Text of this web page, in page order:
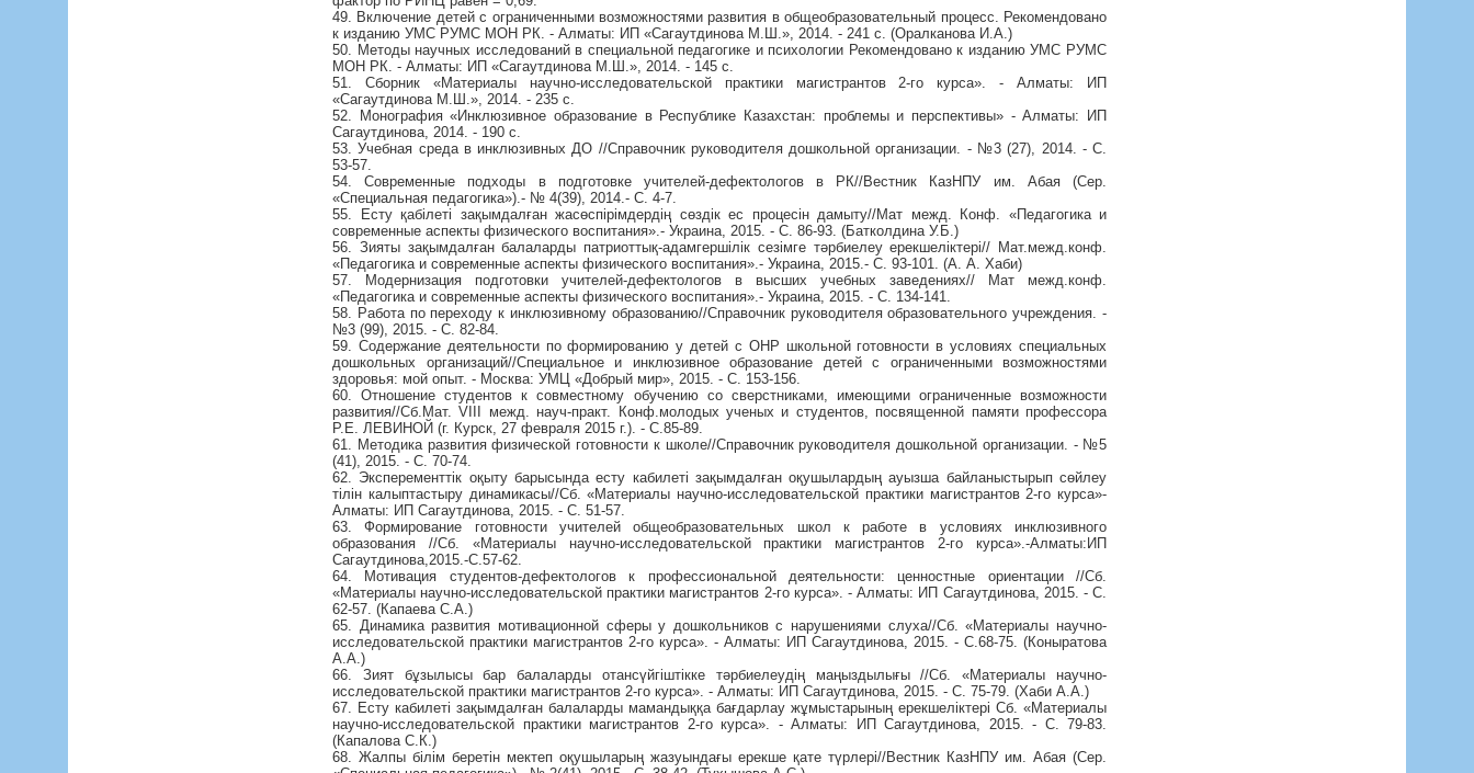
49. Включение детей с ограниченными возможностями развития в общеобразовательный процесс. Рекомендовано
к изданию УМС РУМС МОН РК. - Алматы: ИП «Сагаутдинова М.Ш.», 2014. - 241 с. (Оралканова И.А.)
50. Методы научных исследований в специальной педагогике и психологии Рекомендовано к изданию УМС РУМС
МОН РК. - Алматы: ИП «Сагаутдинова М.Ш.», 2014. - 145 с.
51. Сборник «Материалы научно-исследовательской практики магистрантов 2-го курса». - Алматы: ИП
«Сагаутдинова М.Ш.», 2014. - 235 с.
52. Монография «Инклюзивное образование в Республике Казахстан: проблемы и перспективы» - Алматы: ИП
Сагаутдинова, 2014. - 190 с.
53. Учебная среда в инклюзивных ДО //Справочник руководителя дошкольной организации. - №3 (27), 2014. - С.
53-57.
54. Современные подходы в подготовке учителей-дефектологов в РК//Вестник КазНПУ им. Абая (Сер.
«Специальная педагогика»).- № 4(39), 2014.- С. 4-7.
55. Есту қабілеті зақымдалған жасөспірімдердің сөздік ес процесін дамыту//Мат межд. Конф. «Педагогика и
современные аспекты физического воспитания».- Украина, 2015. - C. 86-93. (Батколдина У.Б.)
56. Зияты зақымдалған балаларды патриоттық-адамгершілік сезімге тәрбиелеу ерекшеліктері// Мат.межд.конф.
«Педагогика и современные аспекты физического воспитания».- Украина, 2015.- C. 93-101. (А. А. Хаби)
57. Модернизация подготовки учителей-дефектологов в высших учебных заведениях// Мат межд.конф.
«Педагогика и современные аспекты физического воспитания».- Украина, 2015. - С. 134-141.
58. Работа по переходу к инклюзивному образованию//Справочник руководителя образовательного учреждения. -
№3 (99), 2015. - С. 82-84.
59. Содержание деятельности по формированию у детей с ОНР школьной готовности в условиях специальных
дошкольных организаций//Специальное и инклюзивное образование детей с ограниченными возможностями
здоровья: мой опыт. - Москва: УМЦ «Добрый мир», 2015. - С. 153-156.
60. Отношение студентов к совместному обучению со сверстниками, имеющими ограниченные возможности
развития//Сб.Мат. VIII межд. науч-практ. Конф.молодых ученых и студентов, посвященной памяти профессора
Р.Е. ЛЕВИНОЙ (г. Курск, 27 февраля 2015 г.). - С.85-89.
61. Методика развития физической готовности к школе//Справочник руководителя дошкольной организации. - №5
(41), 2015. - С. 70-74.
62. Эксперементтік оқыту барысында есту кабилеті зақымдалған оқушылардың ауызша байланыстырып сөйлеу
тілін калыптастыру динамикасы//Сб. «Материалы научно-исследовательской практики магистрантов 2-го курса»-
Алматы: ИП Сагаутдинова, 2015. - С. 51-57.
63. Формирование готовности учителей общеобразовательных школ к работе в условиях инклюзивного
образования //Сб. «Материалы научно-исследовательской практики магистрантов 2-го курса».-Алматы:ИП
Сагаутдинова,2015.-С.57-62.
64. Мотивация студентов-дефектологов к профессиональной деятельности: ценностные ориентации //Сб.
«Материалы научно-исследовательской практики магистрантов 2-го курса». - Алматы: ИП Сагаутдинова, 2015. - С.
62-57. (Капаева С.А.)
65. Динамика развития мотивационной сферы у дошкольников с нарушениями слуха//Сб. «Материалы научно-
исследовательской практики магистрантов 2-го курса». - Алматы: ИП Сагаутдинова, 2015. - С.68-75. (Коныратова
А.А.)
66. Зият бұзылысы бар балаларды отансүйгіштікке тәрбиелеудің маңыздылығы //Сб. «Материалы научно-
исследовательской практики магистрантов 2-го курса». - Алматы: ИП Сагаутдинова, 2015. - С. 75-79. (Хаби А.А.)
67. Есту кабилеті зақымдалған балаларды мамандыққа бағдарлау жұмыстарының ерекшеліктері Сб. «Материалы
научно-исследовательской практики магистрантов 2-го курса». - Алматы: ИП Сагаутдинова, 2015. - С. 79-83.
(Капалова С.К.)
68. Жалпы білім беретін мектеп оқушыларың жазуындағы ерекше қате түрлері//Вестник КазНПУ им. Абая (Сер.